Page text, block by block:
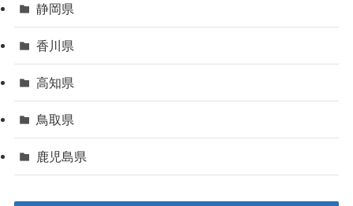
静岡県
香川県
高知県
鳥取県
鹿児島県